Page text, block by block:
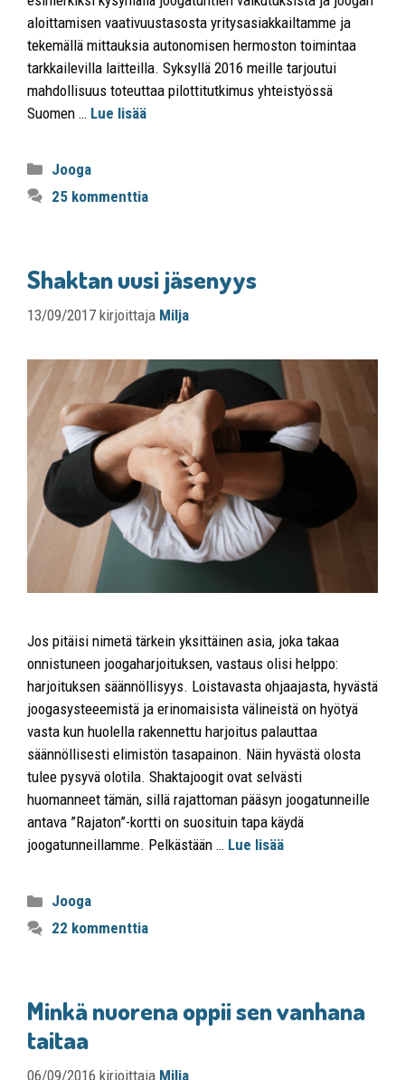
aloittamisen vaativuustasosta yritysasiakkailtamme ja
tekemällä mittauksia autonomisen hermoston toimintaa
tarkkailevilla laitteilla. Syksyllä 2016 meille tarjoutui
mahdollisuus toteuttaa pilottitutkimus yhteistyössä
Suomen … Lue lisää
Jooga
25 kommenttia
Shaktan uusi jäsenyys
13/09/2017 kirjoittaja Milja
Jos pitäisi nimetä tärkein yksittäinen asia, joka takaa
onnistuneen joogaharjoituksen, vastaus olisi helppo:
harjoituksen säännöllisyys. Loistavasta ohjaajasta, hyvästä
joogasysteeemistä ja erinomaisista välineistä on hyötyä
vasta kun huolella rakennettu harjoitus palauttaa
säännöllisesti elimistön tasapainon. Näin hyvästä olosta
tulee pysyvä olotila. Shaktajoogit ovat selvästi
huomanneet tämän, sillä rajattoman pääsyn joogatunneille
antava ”Rajaton”-kortti on suosituin tapa käydä
joogatunneillamme. Pelkästään … Lue lisää
Jooga
22 kommenttia
Minkä nuorena oppii sen vanhana
taitaa
06/09/2016 kirjoittaja Milja